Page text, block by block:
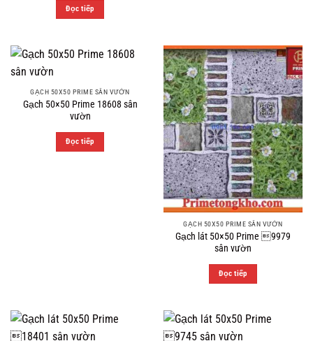
Đọc tiếp
GẠCH 50X50 PRIME SÂN VƯỜN
Gạch 50×50 Prime 18608 sân
vườn
Đọc tiếp
GẠCH 50X50 PRIME SÂN VƯỜN
Gạch lát 50×50 Prime 9979
sân vườn
Đọc tiếp